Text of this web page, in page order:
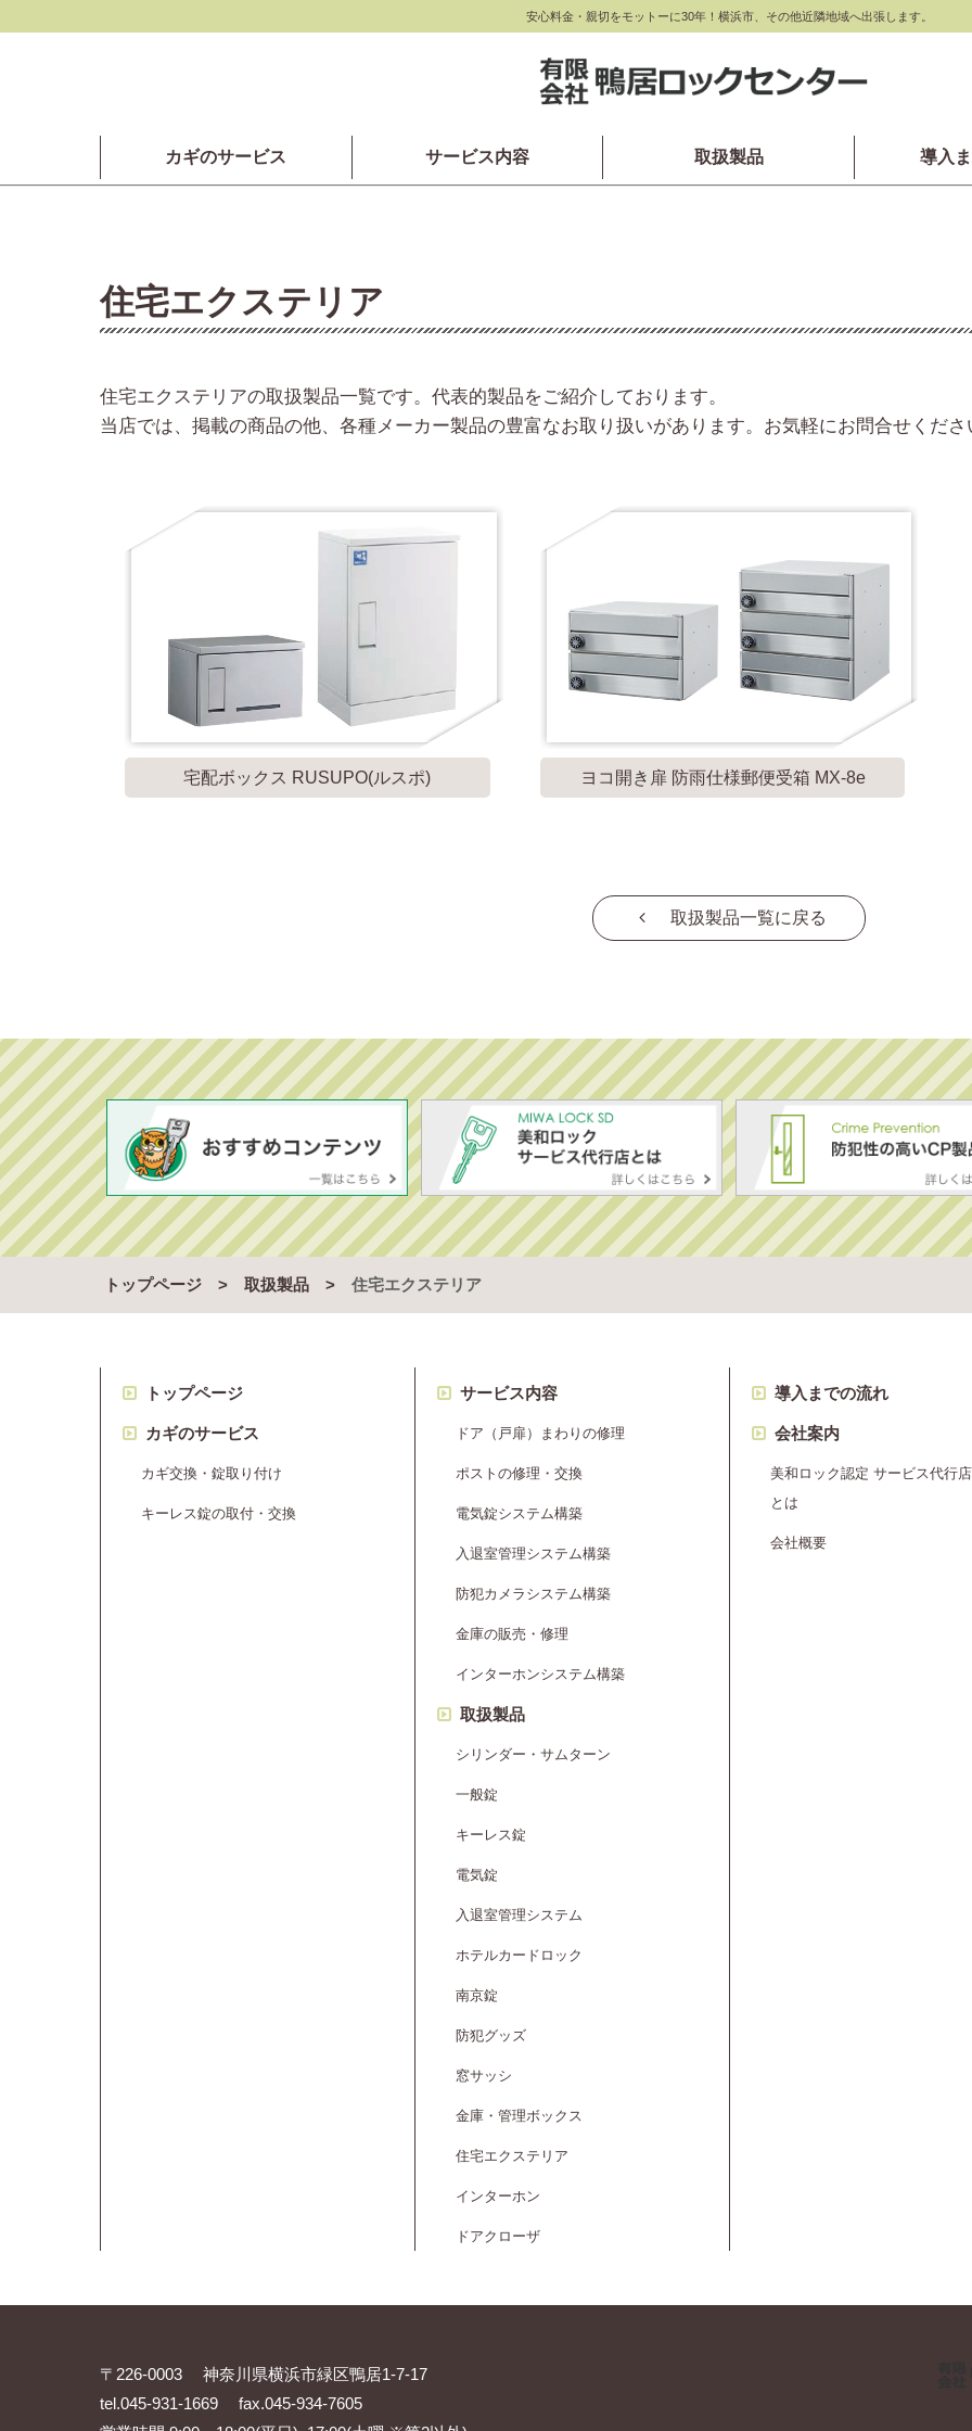
安心料金・親切をモットーに30年！横浜市、その他近隣地域へ出張します。
カギのサービス サービス内容 取扱製品 導入
住宅エクステリア
住宅エクステリアの取扱製品一覧です。代表的製品をご紹介しております。
当店では、掲載の商品の他、各種メーカー製品の豊富なお取り扱いがあります。お気軽にお問合せくださ
宅配ボックス RUSUPO(ルスポ) ヨコ開き扉 防雨仕様郵便受箱 MX-8e
取扱製品一覧に戻る
トップページ 取扱製品 住宅エクステリア
トップページ
カギのサービス
カギ交換・錠取り付け
キーレス錠の取付・交換
サービス内容
ドア（戸扉）まわりの修理
ポストの修理・交換
電気錠システム構築
入退室管理システム構築
防犯カメラシステム構築
金庫の販売・修理
インターホンシステム構築
取扱製品
シリンダー・サムターン
一般錠
キーレス錠
電気錠
入退室管理システム
ホテルカードロック
南京錠
防犯グッズ
窓サッシ
金庫・管理ボックス
住宅エクステリア
インターホン
ドアクローザ
導入までの流れ
会社案内
美和ロック認定 サービス代行
とは
会社概要
〒226-0003 神奈川県横浜市緑区鴨居1-7-17
tel.045-931-1669 fax.045-934-7605